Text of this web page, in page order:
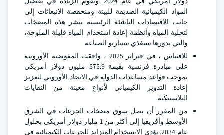
المواد الكيميائية الصديقة للبيئة ومنخفضة الانبعاثات إلى
جانب الاقتصادات الناشئة الرئيسية بنشر هذه المضخات
لتحلية المياه وأنظمة إعادة استخدام المياه قليلة الملوحة،
والتي بدورها ستغذي سيناريو الصناعة.
للاقتباس ، في فبراير 2025 ، وافقت المفوضية الأوروبية
على مبادرة فرنسية بقيمة 575.9 مليون دولار أمريكي
بموجب قواعد مساعدات الدولة في الاتحاد الأوروبي لتعزيز
إعادة التدوير الكيميائي لأنواع معينة من النفايات
البلاستيكية.
من المقرر أن يصل سوق مضخات الجرعات في الشرق
الأوسط وأفريقيا إلى أكثر من 1 مليار دولار أمريكي بحلول
عام 2034. يؤدي الاستخدام المتزايد للجرعات الكيميائية في